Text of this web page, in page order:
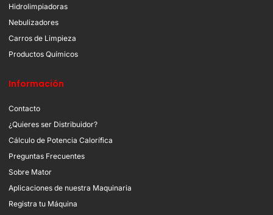
Hidrolimpiadoras
Nebulizadores
Carros de Limpieza
Productos Químicos
Información
Contacto
¿Quieres ser Distribuidor?
Cálculo de Potencia Calorífica
Preguntas Frecuentes
Sobre Mator
Aplicaciones de nuestra Maquinaria
Registra tu Máquina